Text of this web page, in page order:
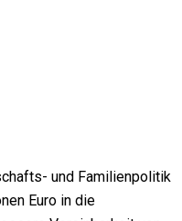
und Familienpolitik
Euro in die